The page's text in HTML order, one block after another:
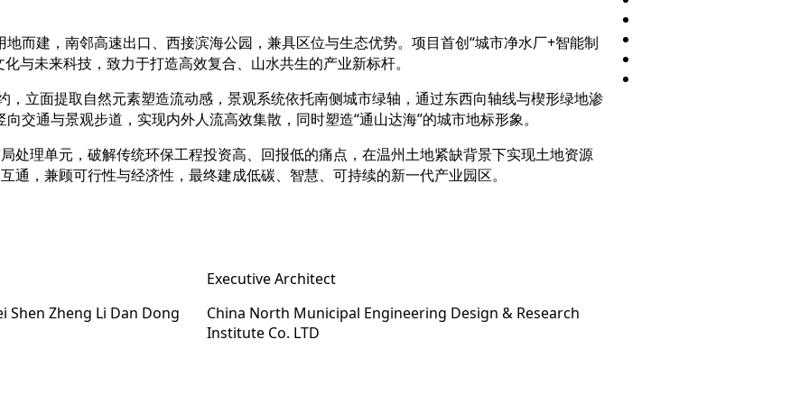
而建，南邻高速出口、西接滨海公园，兼具区位与生态优势。项目首创“城市净水厂+智能制
与未来科技，致力于打造高效复合、山水共生的产业新标杆。
，立面提取自然元素塑造流动感，景观系统依托南侧城市绿轴，通过东西向轴线与楔形绿地渗
交通与景观步道，实现内外人流高效集散，同时塑造“通山达海”的城市地标形象。
处理单元，破解传统环保工程投资高、回报低的痛点，在温州土地紧缺背景下实现土地资源
，兼顾可行性与经济性，最终建成低碳、智慧、可持续的新一代产业园区。
Shen Zheng Li Dan Dong
Executive Architect
China North Municipal Engineering Design & Research
Institute Co. LTD